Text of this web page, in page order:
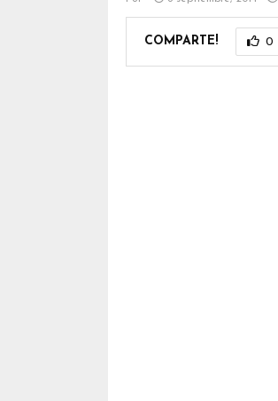
COMPARTE! 0